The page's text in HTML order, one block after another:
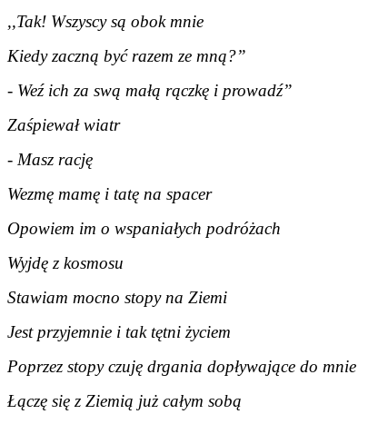
,,Tak! Wszyscy są obok mnie
Kiedy zaczną być razem ze mną?”
- Weź ich za swą małą rączkę i prowadź”
Zaśpiewał wiatr
- Masz rację
Wezmę mamę i tatę na spacer
Opowiem im o wspaniałych podróżach
Wyjdę z kosmosu
Stawiam mocno stopy na Ziemi
Jest przyjemnie i tak tętni życiem
Poprzez stopy czuję drgania dopływające do mnie
Łączę się z Ziemią już całym sobą